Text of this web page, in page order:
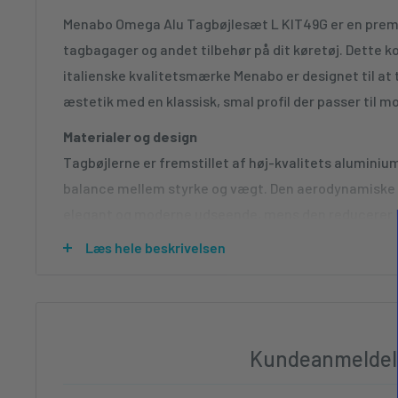
Menabo Omega Alu Tagbøjlesæt L KIT49G er en
tagbagager og andet tilbehør på dit køretøj. Dette
italienske kvalitetsmærke Menabo er designet til
æstetik med en klassisk, smal profil der passer til
Materialer og design
Tagbøjlerne er fremstillet af høj-kvalitets
balance mellem styrke og vægt. Den
elegant og moderne udseende, mens den
Profilen er forsynet med et T-System slot-system,
vandtæthed er åbningerne forseglede med en
Sættet leveres som en komplet løsning
Læs hele beskrivelsen